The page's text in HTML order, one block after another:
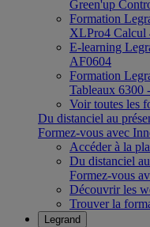
Green'up
Formation
XLPro4 Calcul
E-learning
AF0604
Formation
Tableaux 6300
Voir toutes les
Du distanciel au
Formez-vous avec
Accéder à la
Du distanciel
Formez-vous
Découvrir les
Trouver la
Legrand